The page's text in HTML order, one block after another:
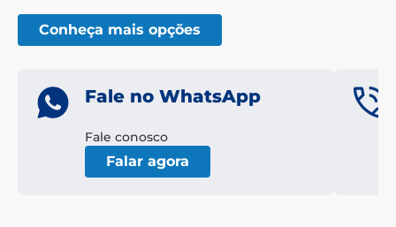
Conheça mais opções
Fale no WhatsApp
Fale conosco
Falar agora